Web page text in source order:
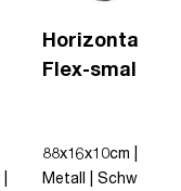
Horizontaler
Flex-small +
88x16x10cm |
Metall | Schwarz |